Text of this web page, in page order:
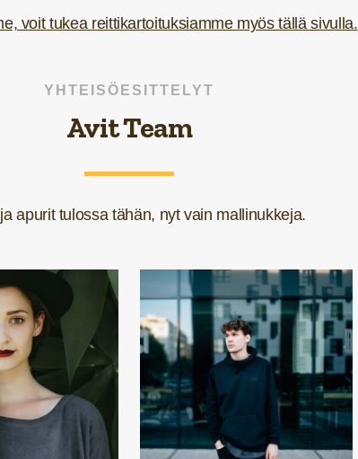
voit tukea reittikartoituksiamme myös tällä sivulla.
YHTEISÖESITTELYT
Avit Team
apurit tulossa tähän, nyt vain mallinukkeja.